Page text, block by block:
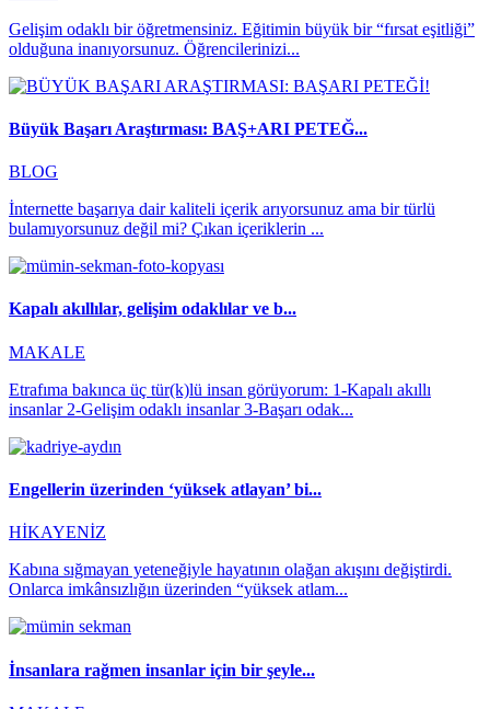
Gelişim odaklı bir öğretmensiniz. Eğitimin büyük bir “fırsat eşitliği”
olduğuna inanıyorsunuz. Öğrencilerinizi...
Büyük Başarı Araştırması: BAŞ+ARI PETEĞ...
BLOG
İnternette başarıya dair kaliteli içerik arıyorsunuz ama bir türlü
bulamıyorsunuz değil mi? Çıkan içeriklerin ...
Kapalı akıllılar, gelişim odaklılar ve b...
MAKALE
Etrafıma bakınca üç tür(k)lü insan görüyorum: 1-Kapalı akıllı
insanlar 2-Gelişim odaklı insanlar 3-Başarı odak...
Engellerin üzerinden ‘yüksek atlayan’ bi...
HİKAYENİZ
Kabına sığmayan yeteneğiyle hayatının olağan akışını değiştirdi.
Onlarca imkânsızlığın üzerinden “yüksek atlam...
İnsanlara rağmen insanlar için bir şeyle...